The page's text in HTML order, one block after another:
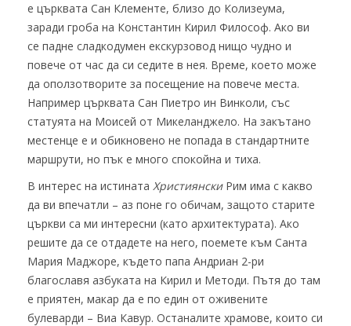
е църквата Сан Клементе, близо до Колизеума,
заради гроба на Константин Кирил Философ. Ако ви
се падне сладкодумен екскурзовод нищо чудно и
повече от час да си седите в нея. Време, което може
да оползотворите за посещение на повече места.
Например църквата Сан Пиетро ин Винколи, със
статуята на Моисей от Микеланджело. На закътано
местенце е и обикновено не попада в стандартните
маршрути, но пък е много спокойна и тиха.
В интерес на истината ХристиянскиРим има с какво
да ви впечатли – аз поне го обичам, защото старите
църкви са ми интересни (като архитектурата). Ако
решите да се отдадете на него, поемете към Санта
Мария Маджоре, където папа Андриан 2-ри
благославя азбуката на Кирил и Методи. Пътя до там
е приятен, макар да е по един от оживените
булеварди – Виа Кавур. Останалите храмове, които си